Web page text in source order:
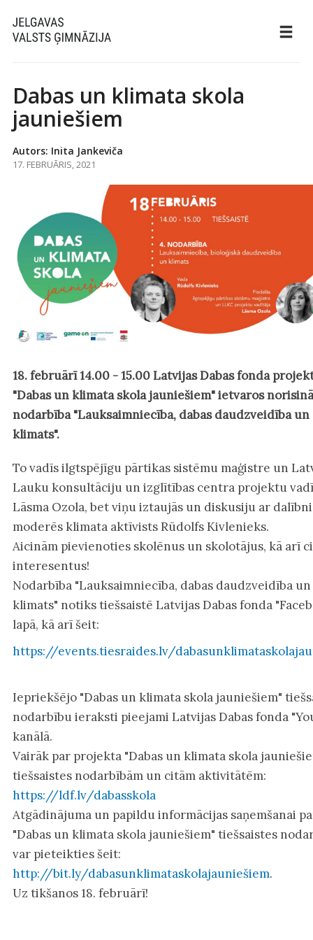
Dabas un klimata skola
jauniešiem
Autors: Inita Jankeviča
17. FEBRUĀRIS, 2021
18. februārī 14.00 - 15.00 Latvijas Dabas fonda
"Dabas un klimata skola jauniešiem" ietvaros
nodarbība "Lauksaimniecība, dabas daudzveidība un
klimats".
To vadīs ilgtspējīgu pārtikas sistēmu maģistre un
Lauku konsultāciju un izglītības centra projektu
Lāsma Ozola, bet viņu iztaujās un diskusiju ar
moderēs klimata aktīvists Rūdolfs Kivlenieks.
Aicinām pievienoties skolēnus un skolotājus, kā arī
interesentus!
Nodarbība "Lauksaimniecība, dabas daudzveidība un
klimats" notiks tiešsaistē Latvijas Dabas fonda
lapā, kā arī šeit:
https://events.tiesraides.lv/
Iepriekšējo "Dabas un klimata skola jauniešiem"
nodarbību ieraksti pieejami Latvijas Dabas fonda
kanālā.
Vairāk par projekta "Dabas un klimata skola
tiešsaistes nodarbībām un citām aktivitātēm:
https://ldf.lv/dabasskola
Atgādinājuma un papildu informācijas saņemšanai
"Dabas un klimata skola jauniešiem" tiešsaistes
var pieteikties šeit:
http://bit.ly/dabasunklimataskolajauniešiem.
Uz tikšanos 18. februārī!